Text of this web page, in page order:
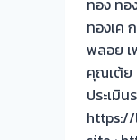
ทองเค
พลอย เ
คุณเต้ย
ประเมิ